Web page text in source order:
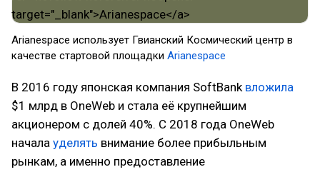
Arianespace использует Гвианский Космический центр в
качестве стартовой площадки Arianespace
В 2016 году японская компания SoftBank вложила
$1 млрд в OneWeb и стала её крупнейшим
акционером с долей 40%. С 2018 года OneWeb
начала уделять внимание более прибыльным
рынкам, а именно предоставление